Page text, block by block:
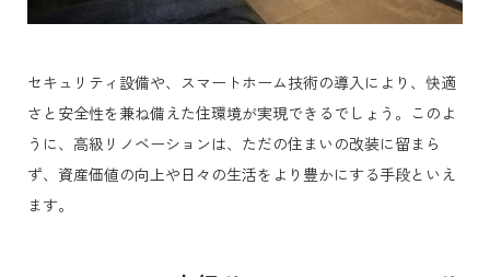
セキュリティ設備や、スマートホーム技術の導入により、快適
さと安全性を兼ね備えた住環境が実現できるでしょう。このよ
うに、高級リノベーションは、ただの住まいの改装に留まら
ず、資産価値の向上や日々の生活をより豊かにする手段といえ
ます。